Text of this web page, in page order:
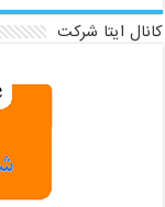
کانال ایتا شرکت